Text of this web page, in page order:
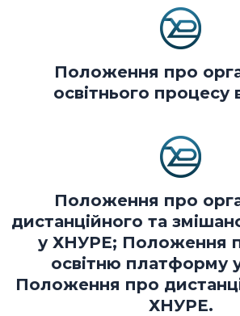
Положення про
освітнього
Положення про
дистанційного та
у ХНУРЕ; Положення
освітню платформу
Положення про
ХНУРЕ.